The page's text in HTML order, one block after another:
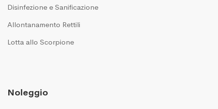
Disinfezione e Sanificazione
Allontanamento Rettili
Lotta allo Scorpione
Noleggio